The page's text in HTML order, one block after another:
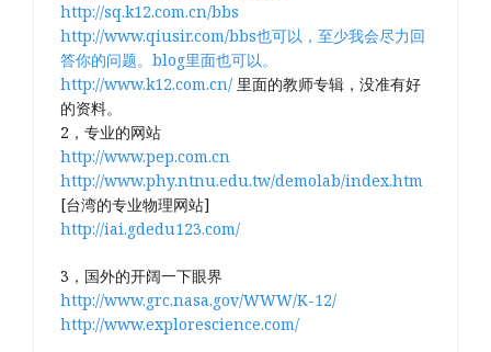
http://sq.k12.com.cn/bbs
http://www.qiusir.com/bbs也可以，至少我会尽力回
答你的问题。blog里面也可以。
http://www.k12.com.cn/ 里面的教师专辑，没准有好
的资料。
2，专业的网站
http://www.pep.com.cn
http://www.phy.ntnu.edu.tw/demolab/index.htm
[台湾的专业物理网站]
http://iai.gdedu123.com/
3，国外的开阔一下眼界
http://www.grc.nasa.gov/WWW/K-12/
http://www.explorescience.com/